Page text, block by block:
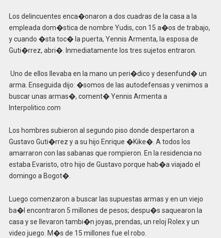
Los delincuentes enca�onaron a dos cuadras de la casa a la
empleada dom�stica de nombre Yudis, con 15 a�os de trabajo,
y cuando �sta toc� la puerta, Yennis Armenta, la esposa de
Guti�rrez, abri�. Inmediatamente los tres sujetos entraron.
Uno de ellos llevaba en la mano un peri�dico y desenfund� un
arma. Enseguida dijo: �somos de las autodefensas y venimos a
buscar unas armas�, coment� Yennis Armenta a
Interpolitico.com
Los hombres subieron al segundo piso donde despertaron a
Gustavo Guti�rrez y a su hijo Enrique �Kike�. A todos los
amarraron con las sabanas que rompieron. En la residencia no
estaba Evaristo, otro hijo de Gustavo porque hab�a viajado el
domingo a Bogot�.
Luego comenzaron a buscar las supuestas armas y en un viejo
ba�l encontraron 5 millones de pesos; despu�s saquearon la
casa y se llevaron tambi�n joyas, prendas, un reloj Rolex y un
video juego. M�s de 15 millones fue el robo.